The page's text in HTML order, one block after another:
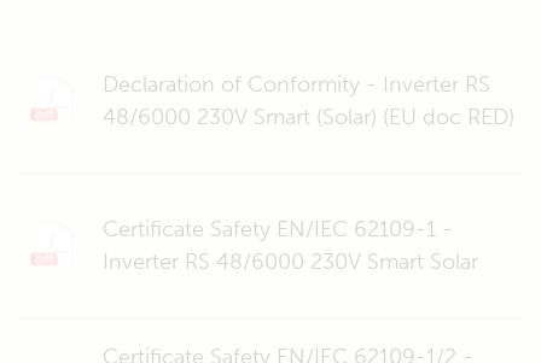
Declaration of Conformity - Inverter RS
48/6000 230V Smart (Solar) (EU doc RED)
Certificate Safety EN/IEC 62109-1 -
Inverter RS 48/6000 230V Smart Solar
Certificate Safety EN/IEC 62109-1/2 -